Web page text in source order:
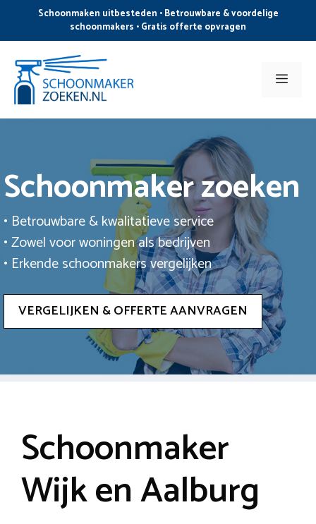
de
inhoud
Schoonmaken uitbesteden • Betrouwbare & voordelige
schoonmakers • Gratis offerte opvragen
Menu
Schoonmaker zoeken
• Betrouwbare & kwalitatieve service
• Zowel voor woningen als bedrijven
• Erkende schoonmakers vergelijken
VERGELIJKEN & OFFERTE AANVRAGEN
Schoonmaker
Wijk en Aalburg